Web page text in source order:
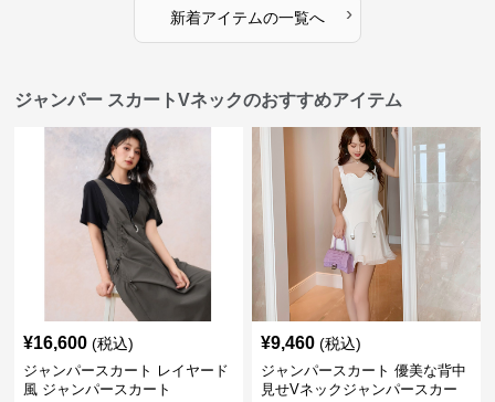
新着アイテムの一覧へ ›
ジャンパー スカートVネックのおすすめアイテム
¥16,600 (税込)
ジャンパースカート レイヤード
風 ジャンパースカート
¥9,460 (税込)
ジャンパースカート 優美な背中
見せVネックジャンパースカー